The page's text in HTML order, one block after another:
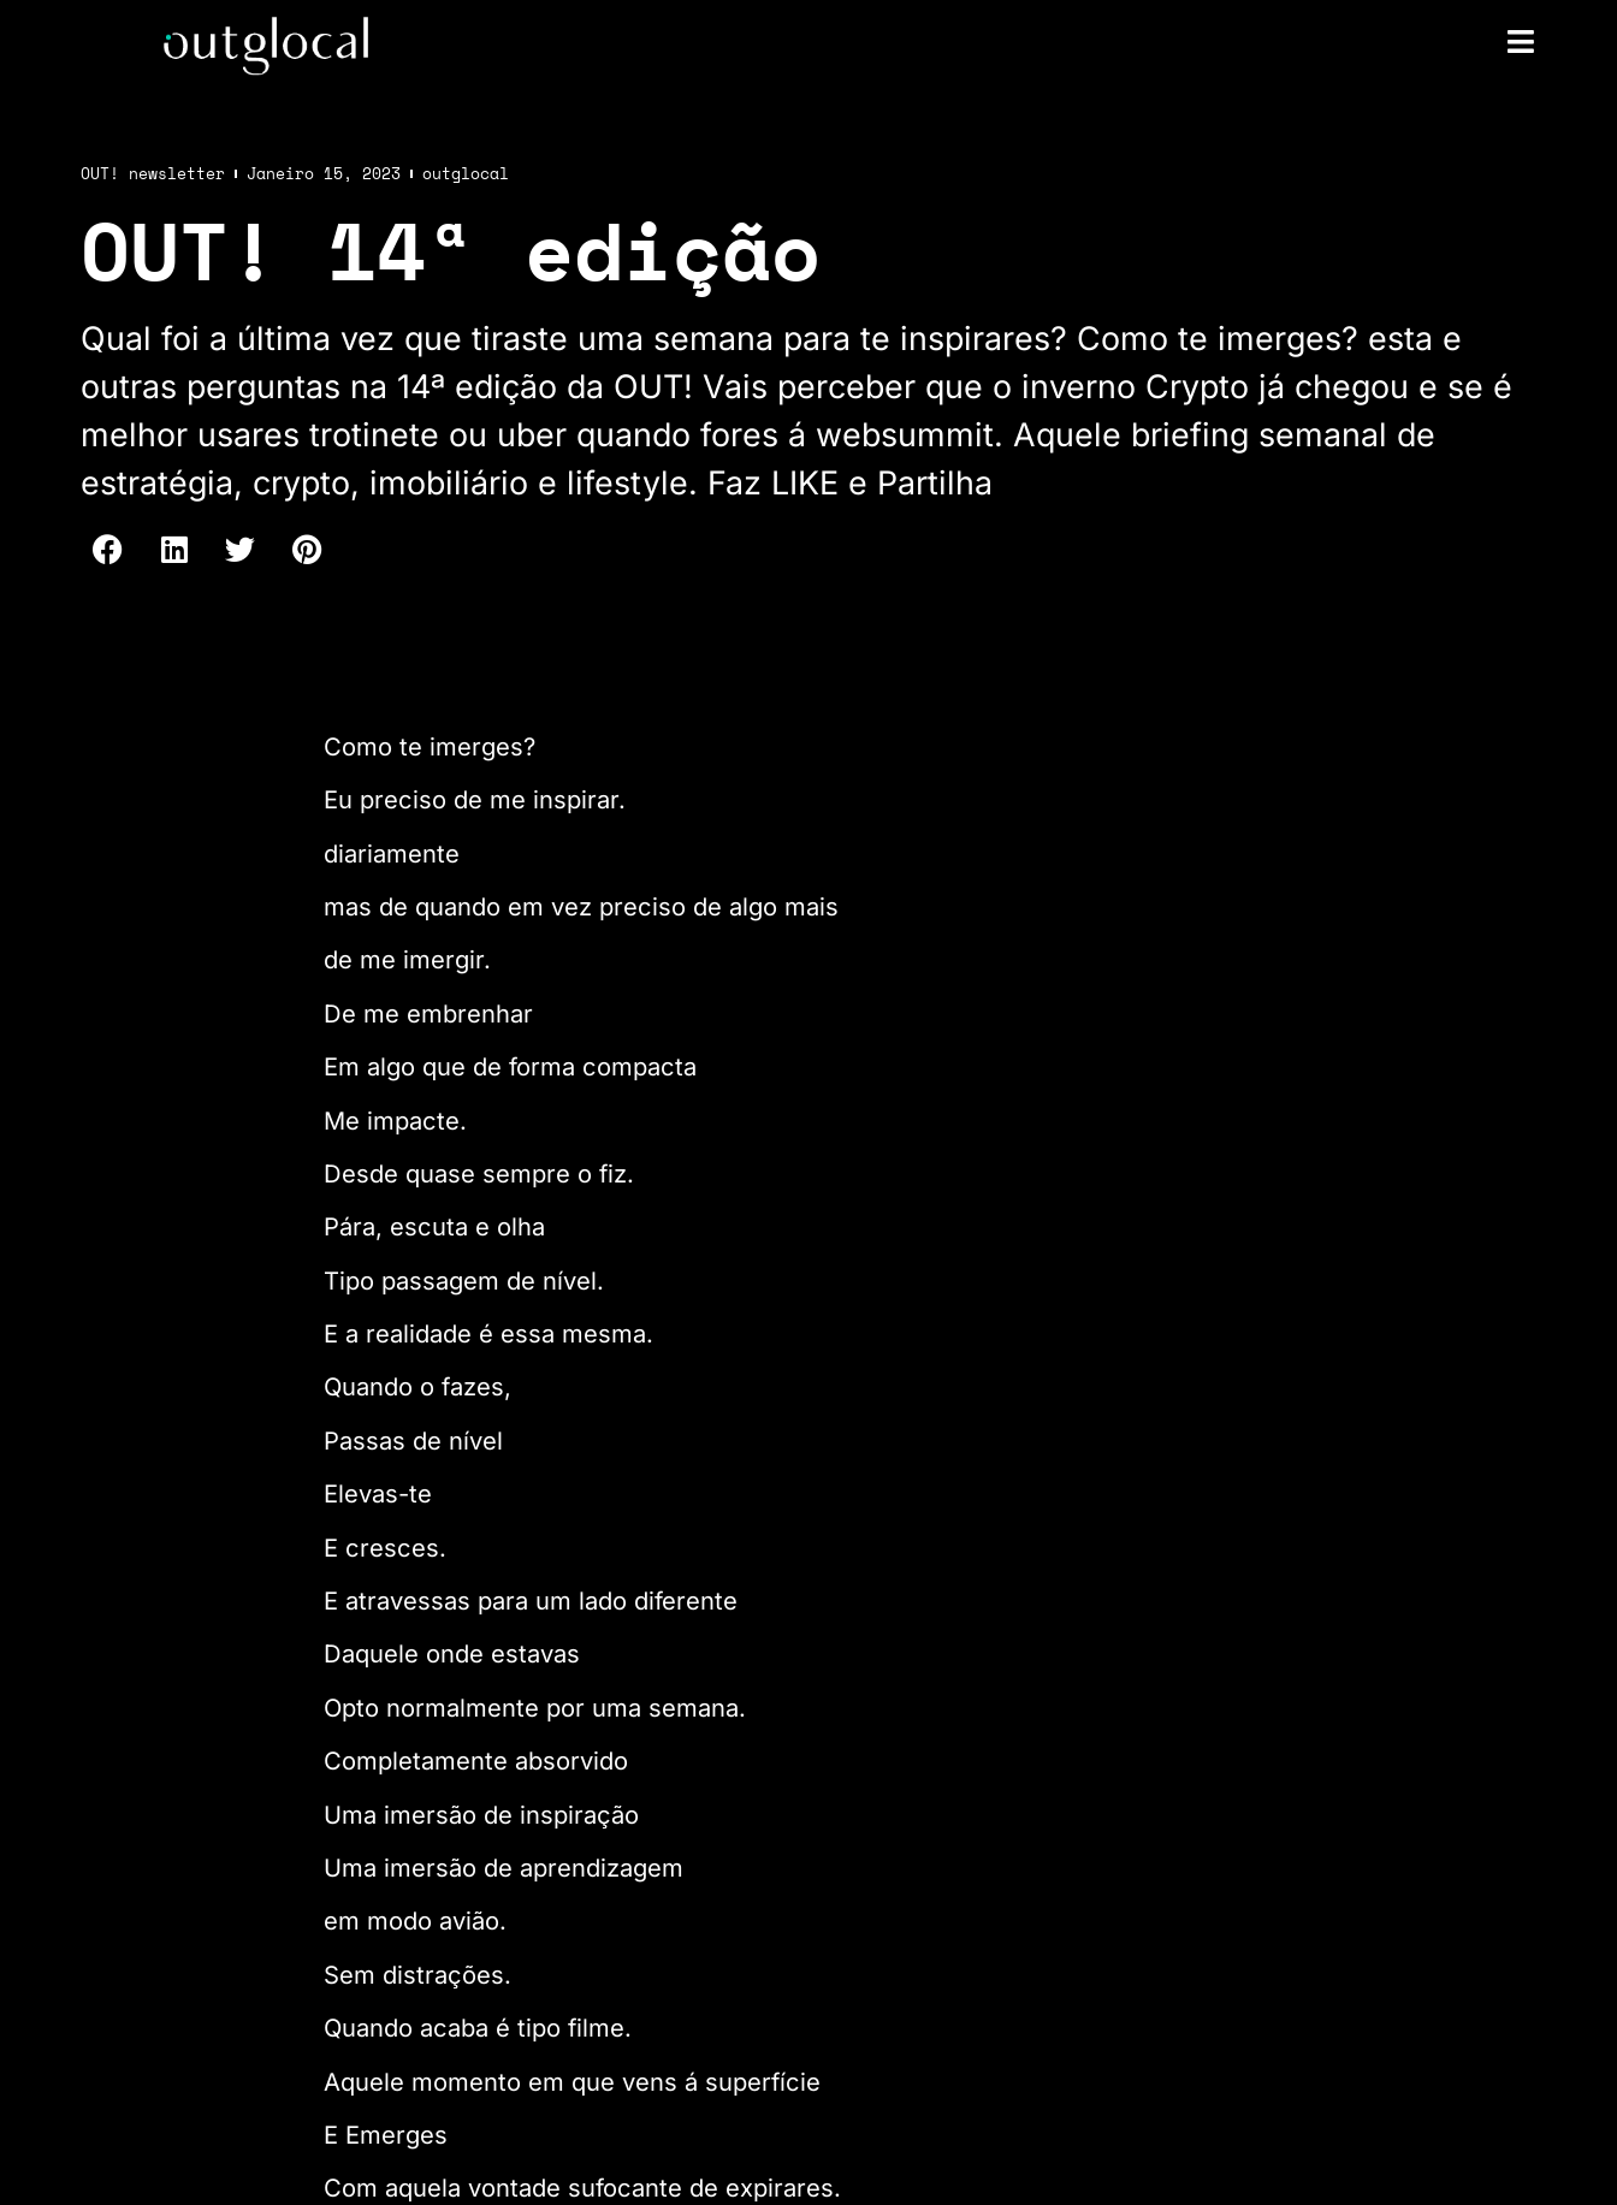
OUT! newsletter Janeiro 15, 2023 outglocal
OUT! 14ª edição
Qual foi a última vez que tiraste uma semana para te inspirares? Como te imerges? esta e
outras perguntas na 14ª edição da OUT! Vais perceber que o inverno Crypto já chegou e se é
melhor usares trotinete ou uber quando fores á websummit. Aquele briefing semanal de
estratégia, crypto, imobiliário e lifestyle. Faz LIKE e Partilha
Como te imerges?
Eu preciso de me inspirar.
diariamente
mas de quando em vez preciso de algo mais
de me imergir.
De me embrenhar
Em algo que de forma compacta
Me impacte.
Desde quase sempre o fiz.
Pára, escuta e olha
Tipo passagem de nível.
E a realidade é essa mesma.
Quando o fazes,
Passas de nível
Elevas-te
E cresces.
E atravessas para um lado diferente
Daquele onde estavas
Opto normalmente por uma semana.
Completamente absorvido
Uma imersão de inspiração
Uma imersão de aprendizagem
em modo avião.
Sem distrações.
Quando acaba é tipo filme.
Aquele momento em que vens á superfície
E Emerges
Com aquela vontade sufocante de expirares.